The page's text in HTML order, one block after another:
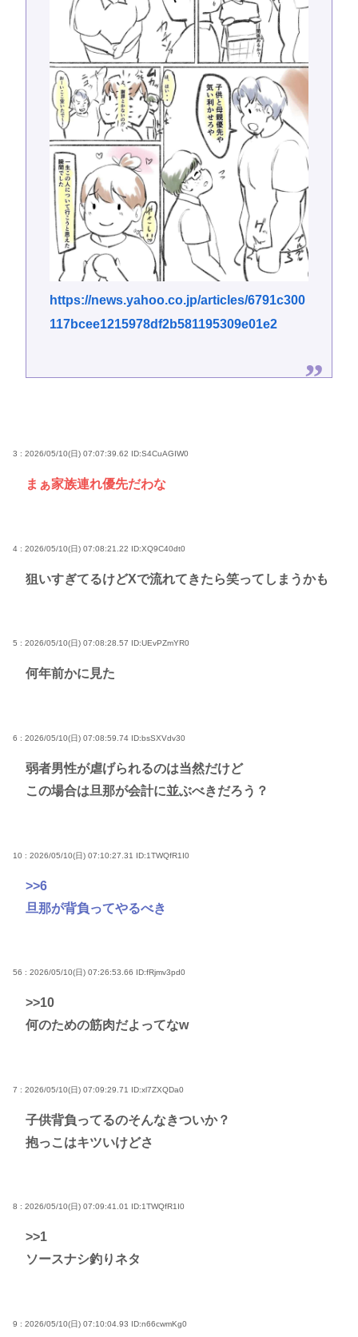
https://news.yahoo.co.jp/articles/6791c300
117bcee1215978df2b581195309e01e2
3 : 2026/05/10(日) 07:07:39.62 ID:S4CuAGIW0
まぁ家族連れ優先だわな
4 : 2026/05/10(日) 07:08:21.22 ID:XQ9C40dt0
狙いすぎてるけどXで流れてきたら笑ってしまうかも
5 : 2026/05/10(日) 07:08:28.57 ID:UEvPZmYR0
何年前かに見た
6 : 2026/05/10(日) 07:08:59.74 ID:bsSXVdv30
弱者男性が虐げられるのは当然だけど
この場合は旦那が会計に並ぶべきだろう？
10 : 2026/05/10(日) 07:10:27.31 ID:1TWQfR1I0
>>6
旦那が背負ってやるべき
56 : 2026/05/10(日) 07:26:53.66 ID:fRjmv3pd0
>>10
何のための筋肉だよってなw
7 : 2026/05/10(日) 07:09:29.71 ID:xl7ZXQDa0
子供背負ってるのそんなきついか？
抱っこはキツいけどさ
8 : 2026/05/10(日) 07:09:41.01 ID:1TWQfR1I0
>>1
ソースナシ釣りネタ
9 : 2026/05/10(日) 07:10:04.93 ID:n66cwmKg0